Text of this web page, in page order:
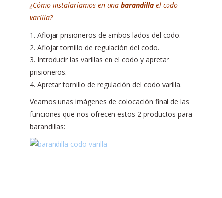
¿Cómo instalaríamos en una barandilla el codo
varilla?
1. Aflojar prisioneros de ambos lados del codo.
2. Aflojar tornillo de regulación del codo.
3. Introducir las varillas en el codo y apretar
prisioneros.
4. Apretar tornillo de regulación del codo varilla.
Veamos unas imágenes de colocación final de las
funciones que nos ofrecen estos 2 productos para
barandillas: